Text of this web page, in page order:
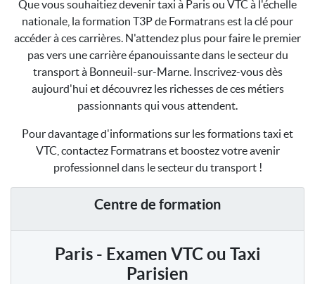
Que vous souhaitiez devenir taxi à Paris ou VTC à l'échelle
nationale, la formation T3P de Formatrans est la clé pour
accéder à ces carrières. N'attendez plus pour faire le premier
pas vers une carrière épanouissante dans le secteur du
transport à Bonneuil-sur-Marne. Inscrivez-vous dès
aujourd'hui et découvrez les richesses de ces métiers
passionnants qui vous attendent.
Pour davantage d'informations sur les formations taxi et
VTC, contactez Formatrans et boostez votre avenir
professionnel dans le secteur du transport !
Centre de formation
Paris - Examen VTC ou Taxi
Parisien